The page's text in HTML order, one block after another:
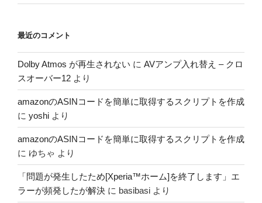
最近のコメント
Dolby Atmos が再生されない に AVアンプ入れ替え – クロ
スオーバー12 より
amazonのASINコードを簡単に取得するスクリプトを作成
に yoshi より
amazonのASINコードを簡単に取得するスクリプトを作成
に ゆちゃ より
「問題が発生したため[Xperia™ホーム]を終了します」エ
ラーが頻発したが解決 に basibasi より